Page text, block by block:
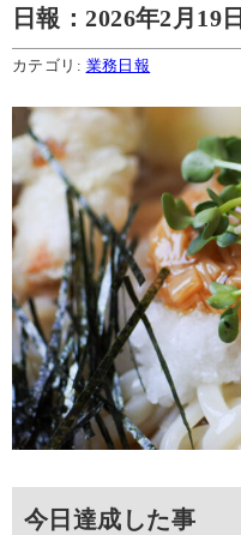
日報：2026年2月19日
カテゴリ: 業務日報
今日達成した事